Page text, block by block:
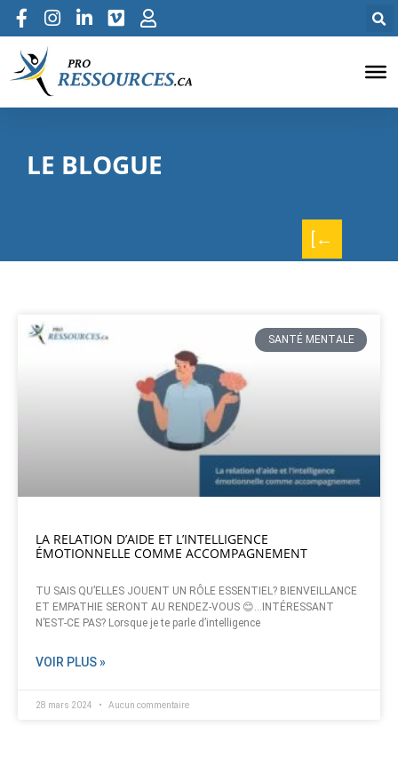
LE BLOGUE
[←
SANTÉ MENTALE
LA RELATION D’AIDE ET L’INTELLIGENCE
ÉMOTIONNELLE COMME ACCOMPAGNEMENT
TU SAIS QU’ELLES JOUENT UN RÔLE ESSENTIEL? BIENVEILLANCE
ET EMPATHIE SERONT AU RENDEZ-VOUS 😊…INTÉRESSANT
N’EST-CE PAS? Lorsque je te parle d’intelligence
VOIR PLUS »
28 mars 2024 Aucun commentaire